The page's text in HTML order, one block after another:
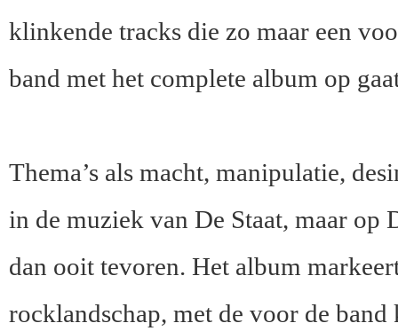
klinkende tracks die zo maar een
band met het complete album op
Thema’s als macht, manipulatie,
in de muziek van De Staat, maar
dan ooit tevoren. Het album
rocklandschap, met de voor de